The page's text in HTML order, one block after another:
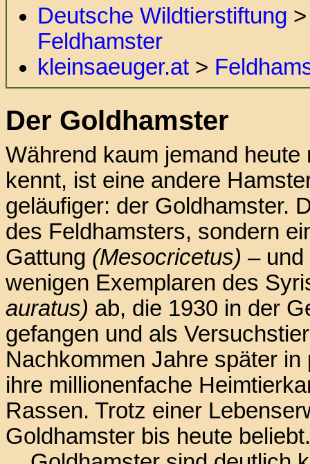
Deutsche Wildtierstiftung
Feldhamster
kleinsaeuger.at >
Der Goldhamster
Während kaum jemand
kennt, ist eine andere
geläufiger: der Goldhamster.
des Feldhamsters, sondern
Gattung (Mesocricetus) – und
wenigen Exemplaren des
auratus) ab, die 1930 in der
gefangen und als
Nachkommen Jahre später
ihre millionenfache
Rassen. Trotz einer
Goldhamster bis heute beliebt.